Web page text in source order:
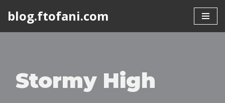
blog.ftofani.com
Stormy High